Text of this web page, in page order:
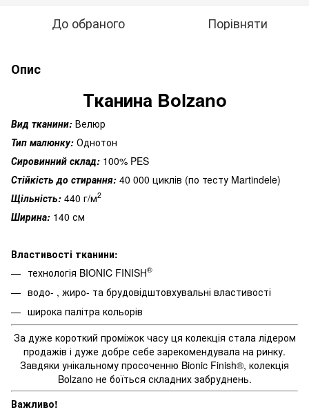
До обраного Порівняти
Опис
Тканина Bolzano
Вид тканини: Велюр
Тип малюнку: Однотон
Сировинний склад: 100% PES
Стійкість до стирання: 40 000 циклів (по тесту Martindele)
Щільність: 440 г/м2
Ширина: 140 см
Властивості тканини:
технологія BIONIC FINISH®
водо- , жиро- та брудовідштовхувальні властивості
широка палітра кольорів
За дуже короткий проміжок часу ця колекція стала лідером
продажів і дуже добре себе зарекомендувала на ринку.
Завдяки унікальному просоченню Bionic Finish®, колекція
Bolzano не боїться складних забруднень.
Важливо!